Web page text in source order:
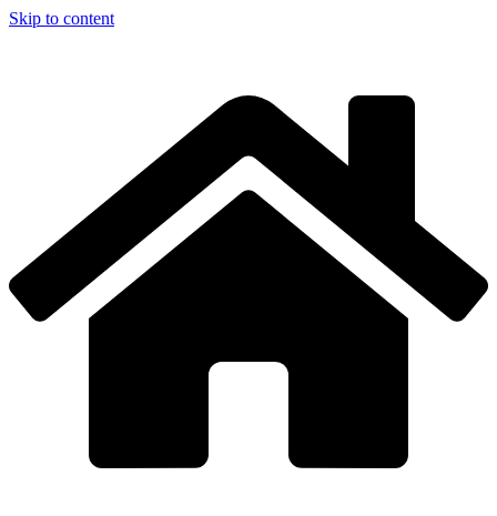
Skip to content